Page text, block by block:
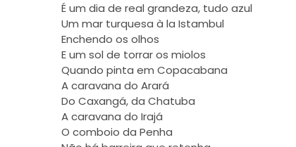
É um dia de real grandeza, tudo azul
Um mar turquesa à la Istambul
Enchendo os olhos
E um sol de torrar os miolos
Quando pinta em Copacabana
A caravana do Arará
Do Caxangá, da Chatuba
A caravana do Irajá
O comboio da Penha